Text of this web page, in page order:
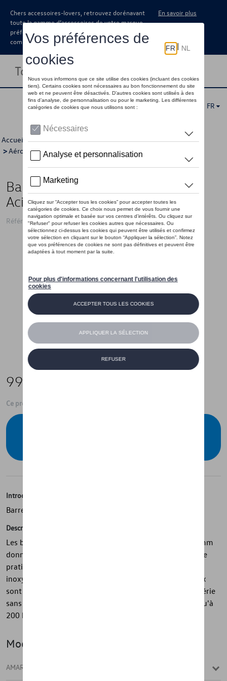
Chers accessoires-lovers, retrouvez dorénavant
toute la gamme d’accessoires de votre marque
préférée sous forme de catalogue à
commander auprès de votre concessionaire.
En savoir plus
Toggle navigation
FR
Accueil >Catalogue Volkswagen >Sport et design
>Aérodynamisme > Détail
Barre latérale avec marchepied,
Acier inoxydable, finition miroir
Référence: 2H0071691E 72A
995,00 €
Ce produit n'est actuellement pas de stock
Introduction
Barre latérale avec marchepied
Description
Les barres puissantes et robustes d'un diamètre de 76 mm
donnent une touche impressionnante et offrent une aide
pratique à l'entrée grâce à la marche intégrée. L'acier
inoxydable poli brillant offre un look exclusif. Les tuyaux
sont montés sur les points de montage standard de la série
sans perçage supplémentaire et peuvent supporter jusqu'à
200 kg.
Modèle(s)
AMAROK